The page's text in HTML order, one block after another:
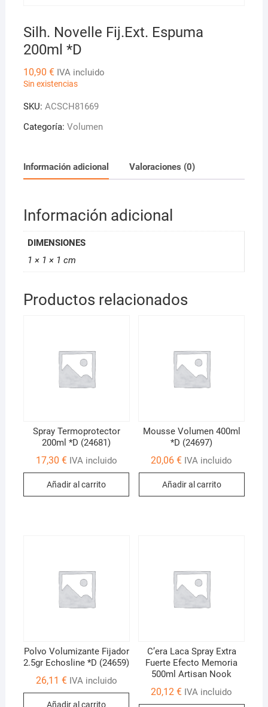
Silh. Novelle Fij.Ext. Espuma
200ml *D
10,90 € IVA incluido
Sin existencias
SKU: ACSCH81669
Categoría: Volumen
Información adicional Valoraciones (0)
Información adicional
DIMENSIONES
1 × 1 × 1 cm
Productos relacionados
Spray Termoprotector
200ml *D (24681)
17,30 € IVA incluido
Añadir al carrito
Mousse Volumen 400ml
*D (24697)
20,06€ IVA incluido
Añadir al carrito
Polvo Volumizante Fijador
2.5gr Echosline *D (24659)
26,11 € IVA incluido
Añadir al carrito
C’era Laca Spray Extra
Fuerte Efecto Memoria
500ml Artisan Nook
20,12€ IVA incluido